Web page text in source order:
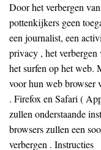
Door het verbergen
pottenkijkers geen
een journalist, een
privacy , het
het surfen op het web.
voor hun web browser
. Firefox en Safari (
zullen onderstaande
browsers zullen een
verbergen . Instructies